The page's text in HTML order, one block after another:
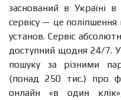
заснований в Україні
сервісу — це поліпшення
установ. Сервіс
доступний щодня 24/7. У
пошуку за різними
(понад 250 тис.) про
онлайн «в один